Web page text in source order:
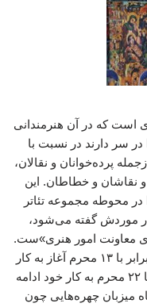
است که در آن هنرمندانی
سر دارند در نسبت با
پرده‌خوانان و نقالان،
و نقاشان و خطاطان. این
در محوطه مجموعه تئاتر
موردش گفته می‌شود،
معاونت امور هنری»ست.
«خیمه هنر» که از روز یکشنبه؛ ۷ تیرماه برابر با ۱۳ محرم آغاز به کار
کرده و تا روز سه‌شنبه؛ ۱۶ تیرماه برابر با ۲۲ محرم به کار خود ادامه
در شامگاه سه‌شنبه ۹ تیرماه میزبان چهره‌هایی چون